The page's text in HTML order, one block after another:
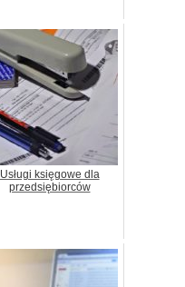
Usługi księgowe dla
przedsiębiorców